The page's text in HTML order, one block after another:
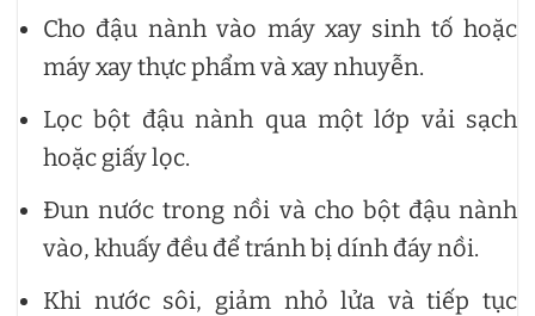
Cho đậu nành vào máy xay sinh tố hoặc
máy xay thực phẩm và xay nhuyễn.
Lọc bột đậu nành qua một lớp vải sạch
hoặc giấy lọc.
Đun nước trong nồi và cho bột đậu nành
vào, khuấy đều để tránh bị dính đáy nồi.
Khi nước sôi, giảm nhỏ lửa và tiếp tục